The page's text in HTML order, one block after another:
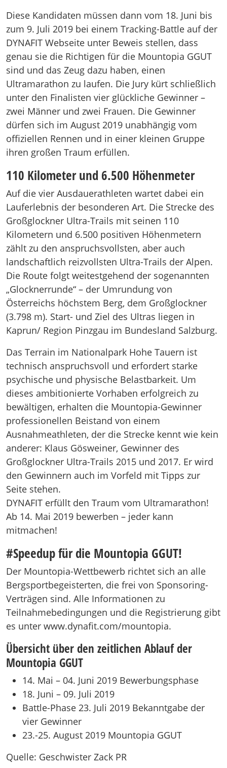
Diese Kandidaten müssen dann vom 18. Juni bis
zum 9. Juli 2019 bei einem Tracking-Battle auf der
DYNAFIT Webseite unter Beweis stellen, dass
genau sie die Richtigen für die Mountopia GGUT
sind und das Zeug dazu haben, einen
Ultramarathon zu laufen. Die Jury kürt schließlich
unter den Finalisten vier glückliche Gewinner –
zwei Männer und zwei Frauen. Die Gewinner
dürfen sich im August 2019 unabhängig vom
offiziellen Rennen und in einer kleinen Gruppe
ihren großen Traum erfüllen.
110 Kilometer und 6.500 Höhenmeter
Auf die vier Ausdauerathleten wartet dabei ein
Lauferlebnis der besonderen Art. Die Strecke des
Großglockner Ultra-Trails mit seinen 110
Kilometern und 6.500 positiven Höhenmetern
zählt zu den anspruchsvollsten, aber auch
landschaftlich reizvollsten Ultra-Trails der Alpen.
Die Route folgt weitestgehend der sogenannten
„Glocknerrunde“ – der Umrundung von
Österreichs höchstem Berg, dem Großglockner
(3.798 m). Start- und Ziel des Ultras liegen in
Kaprun/ Region Pinzgau im Bundesland Salzburg.
Das Terrain im Nationalpark Hohe Tauern ist
technisch anspruchsvoll und erfordert starke
psychische und physische Belastbarkeit. Um
dieses ambitionierte Vorhaben erfolgreich zu
bewältigen, erhalten die Mountopia-Gewinner
professionellen Beistand von einem
Ausnahmeathleten, der die Strecke kennt wie kein
anderer: Klaus Gösweiner, Gewinner des
Großglockner Ultra-Trails 2015 und 2017. Er wird
den Gewinnern auch im Vorfeld mit Tipps zur
Seite stehen.
DYNAFIT erfüllt den Traum vom Ultramarathon!
Ab 14. Mai 2019 bewerben – jeder kann
mitmachen!
#Speedup für die Mountopia GGUT!
Der Mountopia-Wettbewerb richtet sich an alle
Bergsportbegeisterten, die frei von Sponsoring-
Verträgen sind. Alle Informationen zu
Teilnahmebedingungen und die Registrierung gibt
es unter www.dynafit.com/mountopia.
Übersicht über den zeitlichen Ablauf der
Mountopia GGUT
14. Mai – 04. Juni 2019 Bewerbungsphase
18. Juni – 09. Juli 2019
Battle-Phase 23. Juli 2019 Bekanntgabe der
vier Gewinner
23.-25. August 2019 Mountopia GGUT
Quelle: Geschwister Zack PR